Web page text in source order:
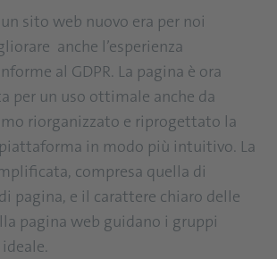
sito web nuovo era per noi
anche l’esperienza
al GDPR. La pagina è ora
per un uso ottimale anche da
riorganizzato e riprogettato la
in modo più intuitivo. La
compresa quella di
pagina, e il carattere chiaro delle
pagina web guidano i gruppi